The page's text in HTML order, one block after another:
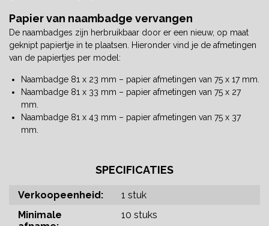
Papier van naambadge vervangen
De naambadges zijn herbruikbaar door er een nieuw, op maat
geknipt papiertje in te plaatsen. Hieronder vind je de afmetingen
van de papiertjes per model:
Naambadge 81 x 23 mm – papier afmetingen van 75 x 17 mm.
Naambadge 81 x 33 mm – papier afmetingen van 75 x 27
mm.
Naambadge 81 x 43 mm – papier afmetingen van 75 x 37
mm.
SPECIFICATIES
Verkoopeenheid:
1 stuk
Minimale
10 stuks